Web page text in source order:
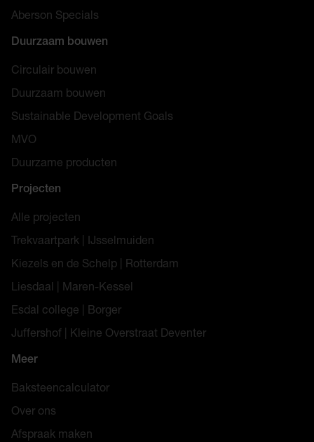
Aberson Specials
Duurzaam bouwen
Circulair bouwen
Duurzaam bouwen
Sustainable Development Goals
MVO
Duurzame producten
Projecten
Alle projecten
Trekvaartpark | IJsselmuiden
Kiezels en de Schelp | Rotterdam
Liesdaal | Maren-Kessel
Esdal college | Borger
Juffershof | Kleine Overstraat Deventer
Meer
Baksteencalculator
Over ons
Afspraak maken